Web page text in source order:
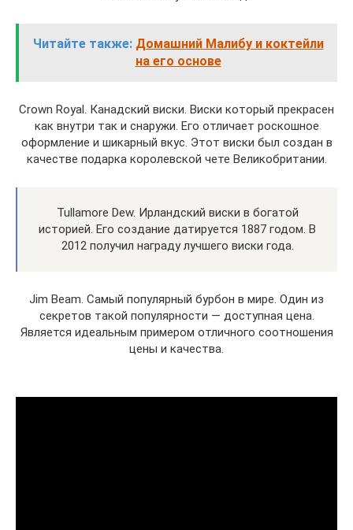
Читайте также: Домашний Малибу и коктейли
на его основе
Crown Royal. Канадский виски. Виски который прекрасен
как внутри так и снаружи. Его отличает роскошное
оформление и шикарный вкус. Этот виски был создан в
качестве подарка королевской чете Великобритании.
Tullamore Dew. Ирландский виски в богатой
историей. Его создание датируется 1887 годом. В
2012 получил награду лучшего виски года.
Jim Beam. Самый популярный бурбон в мире. Один из
секретов такой популярности — доступная цена.
Является идеальным примером отличного соотношения
цены и качества.